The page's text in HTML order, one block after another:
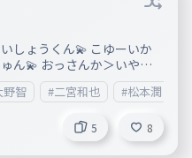
しょうくん💫 こゆーいか
ん💫 おっさんか＞いやお
ん💫 こいつがぎたーかき
💫 手紙を書いたら泣いちゃ
野智 #二宮和也 #松本潤
5 8